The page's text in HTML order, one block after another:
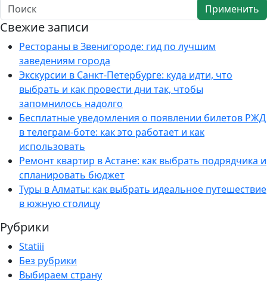
Применить
Свежие записи
Рестораны в Звенигороде: гид по лучшим
заведениям города
Экскурсии в Санкт-Петербурге: куда идти, что
выбрать и как провести дни так, чтобы
запомнилось надолго
Бесплатные уведомления о появлении билетов РЖД
в телеграм-боте: как это работает и как
использовать
Ремонт квартир в Астане: как выбрать подрядчика и
спланировать бюджет
Туры в Алматы: как выбрать идеальное путешествие
в южную столицу
Рубрики
Statiii
Без рубрики
Выбираем страну